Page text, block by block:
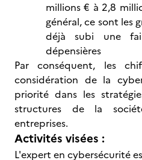
millions € à 2,8
général, ce sont les
déjà subi une
dépensières
Par conséquent, les
considération de la
priorité dans les
structures de la
entreprises.
Activités visées :
L'expert en cybersécurité